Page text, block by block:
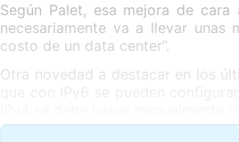
Según Palet, esa mejora de
necesariamente va a llevar unas
costo de un data center”.
Otra novedad a destacar en los